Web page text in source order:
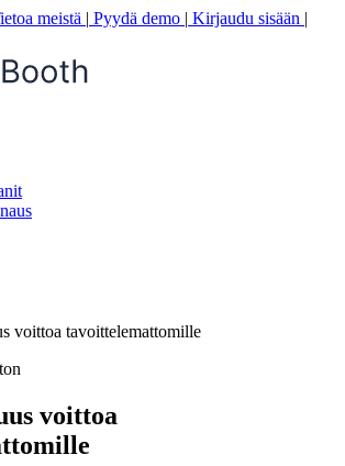
meistä | Pyydä demo | Kirjaudu sisään |
voittoa tavoittelemattomille
voittoa